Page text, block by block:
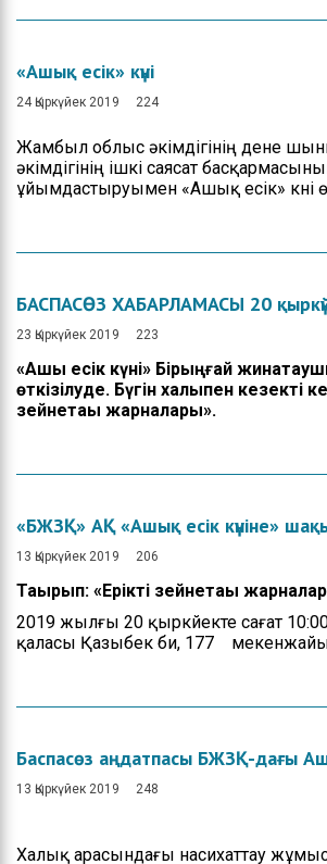
«Ашық есік» күні
24 Қыркүйек 2019 224
Жамбыл облыс әкімдігінің дене
әкімдігінің ішкі саясат
ұйымдастыруымен «Ашық есік» күні
БАСПАСӨЗ ХАБАРЛАМАСЫ 20
23 Қыркүйек 2019 223
«Ашық есік күні» Бірыңғай
өткізілуде. Бүгін халықпен кезекті
зейнетақы жарналары».
«БЖЗҚ» АҚ «Ашық есік күніне»
13 Қыркүйек 2019 206
Тақырып: «Ерікті зейнетақы
2019 жылғы 20 қыркүйекте сағат
қаласы Қазыбек би, 177
Баспасөз аңдатпасы БЖЗҚ-дағы
13 Қыркүйек 2019 248
Халық арасындағы насихаттау